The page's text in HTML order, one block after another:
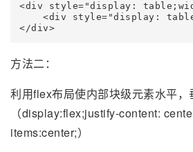
<div style="display:
<div style="display:
</div>
方法二：
利用flex布局使内部块级元素水平，
（display:flex;justify-content:
items:center;）